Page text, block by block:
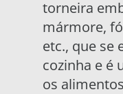
torneira
mármore,
etc., que se
cozinha e é
os